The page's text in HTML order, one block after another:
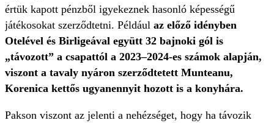
értük kapott pénzből igyekeznek hasonló képességű
játékosokat szerződtetni. Például az előző idényben
Otelével és Birligeával együtt 32 bajnoki gól is
„távozott” a csapattól a 2023–2024-es számok alapján,
viszont a tavaly nyáron szerződtetett Munteanu,
Korenica kettős ugyanennyit hozott is a konyhára.
Pakson viszont az jelenti a nehézséget, hogy ha távozik